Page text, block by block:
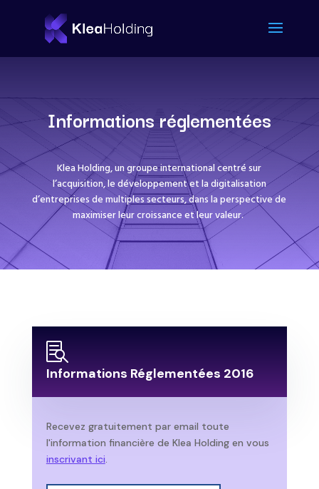
Informations réglementées
Klea Holding, un groupe international centré sur
l’acquisition, le développement et la digitalisation
d’entreprises de multiples secteurs, dans la perspective de
maximiser leur croissance et leur valeur.

Informations Réglementées 2016
Recevez gratuitement par email toute
l'information financière de Klea Holding en vous
inscrivant ici